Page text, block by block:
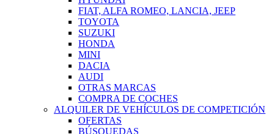
FIAT, ALFA ROMEO, LANCIA, JEEP
TOYOTA
SUZUKI
HONDA
MINI
DACIA
AUDI
OTRAS MARCAS
COMPRA DE COCHES
ALQUILER DE VEHÍCULOS DE COMPETICIÓN
OFERTAS
BÚSQUEDAS